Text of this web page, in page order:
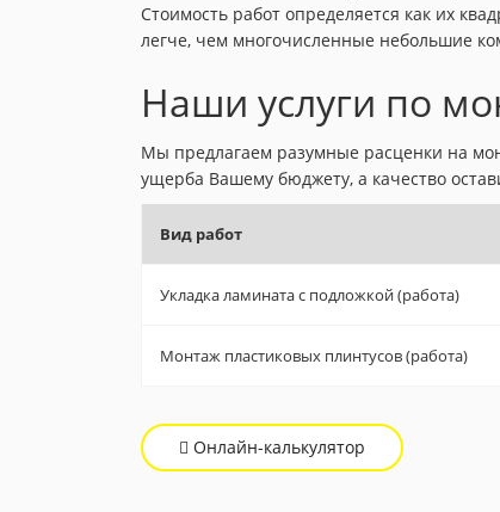
Стоимость работ определяется как их
легче, чем многочисленные небольшие
Наши услуги по
Мы предлагаем разумные расценки на
ущерба Вашему бюджету, а качество
Вид работ
Укладка ламината с подложкой (работа)
Монтаж пластиковых плинтусов (работа)
Онлайн-калькулятор